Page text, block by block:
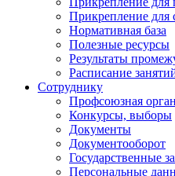
Прикрепление для
Нормативная база
Полезные ресурсы
Результаты
Расписание
Сотруднику
Профсоюзная
Конкурсы, выборы
Документы
Документооборот
Государственные
Персональные